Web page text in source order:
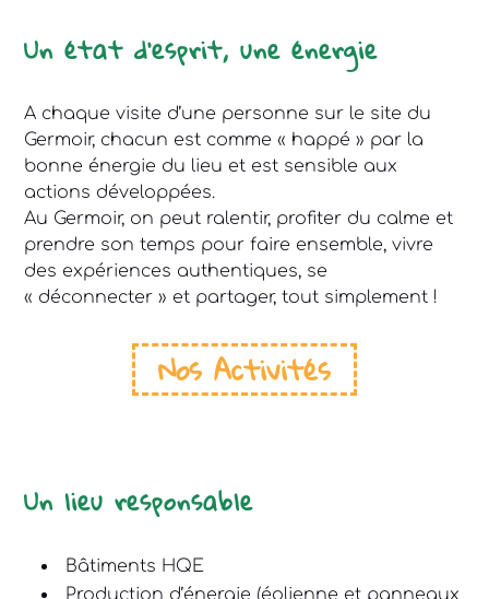
Un état d’esprit, une énergie
A chaque visite d’une personne sur le site du
Germoir, chacun est comme « happé » par la
bonne énergie du lieu et est sensible aux
actions développées.
Au Germoir, on peut ralentir, profiter du calme et
prendre son temps pour faire ensemble, vivre
des expériences authentiques, se
« déconnecter » et partager, tout simplement !
Nos Activités
Un lieu responsable
Bâtiments HQE
Production d’énergie (éolienne et panneaux